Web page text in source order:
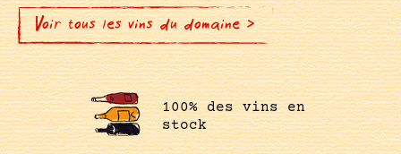
Voir tous les vins du domaine >
100% des vins en
stock